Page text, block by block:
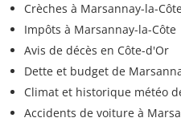
Crèches à Marsannay-la-
Impôts à Marsannay-la-Côte
Avis de décès en Côte-d'Or
Dette et budget de
Climat et historique météo
Accidents de voiture à